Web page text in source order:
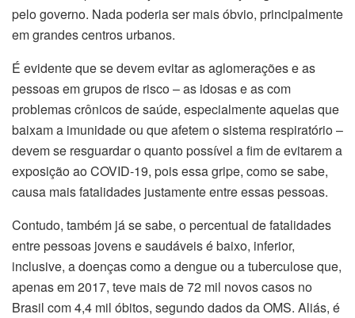
pelo governo. Nada poderia ser mais óbvio, principalmente
em grandes centros urbanos.
É evidente que se devem evitar as aglomerações e as
pessoas em grupos de risco – as idosas e as com
problemas crônicos de saúde, especialmente aquelas que
baixam a imunidade ou que afetem o sistema respiratório –
devem se resguardar o quanto possível a fim de evitarem a
exposição ao COVID-19, pois essa gripe, como se sabe,
causa mais fatalidades justamente entre essas pessoas.
Contudo, também já se sabe, o percentual de fatalidades
entre pessoas jovens e saudáveis é baixo, inferior,
inclusive, a doenças como a dengue ou a tuberculose que,
apenas em 2017, teve mais de 72 mil novos casos no
Brasil com 4,4 mil óbitos, segundo dados da OMS. Aliás, é